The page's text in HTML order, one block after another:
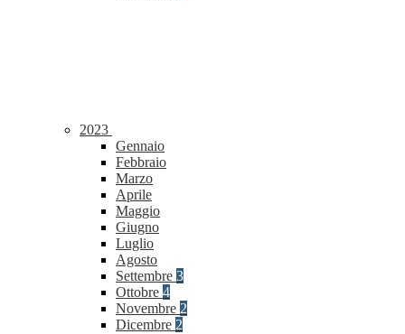
2023
Gennaio
Febbraio
Marzo
Aprile
Maggio
Giugno
Luglio
Agosto
Settembre 3
Ottobre 4
Novembre 2
Dicembre 2